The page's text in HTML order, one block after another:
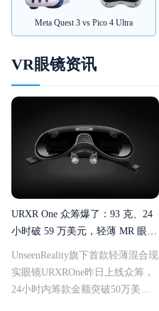
Meta Quest 3 vs Pico 4 Ultra
VR眼镜资讯
URXR One 众筹爆了：93 克、24
小时破 59 万美元，轻薄 MR 眼镜
的需求比想象中猛
UnseenReality旗下首款轻薄混合现
实眼镜URXROne昨日上线众筹，
24小时内筹款金额突破50万美